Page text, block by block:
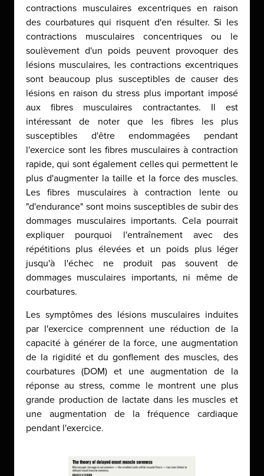
contractions musculaires excentriques en raison
des courbatures qui risquent d'en résulter. Si les
contractions musculaires concentriques ou le
soulèvement d'un poids peuvent provoquer des
lésions musculaires, les contractions excentriques
sont beaucoup plus susceptibles de causer des
lésions en raison du stress plus important imposé
aux fibres musculaires contractantes. Il est
intéressant de noter que les fibres les plus
susceptibles d'être endommagées pendant
l'exercice sont les fibres musculaires à contraction
rapide, qui sont également celles qui permettent le
plus d'augmenter la taille et la force des muscles.
Les fibres musculaires à contraction lente ou
"d'endurance" sont moins susceptibles de subir des
dommages musculaires importants. Cela pourrait
expliquer pourquoi l'entraînement avec des
répétitions plus élevées et un poids plus léger
jusqu'à l'échec ne produit pas souvent de
dommages musculaires importants, ni même de
courbatures.
Les symptômes des lésions musculaires induites
par l'exercice comprennent une réduction de la
capacité à générer de la force, une augmentation
de la rigidité et du gonflement des muscles, des
courbatures (DOM) et une augmentation de la
réponse au stress, comme le montrent une plus
grande production de lactate dans les muscles et
une augmentation de la fréquence cardiaque
pendant l'exercice.